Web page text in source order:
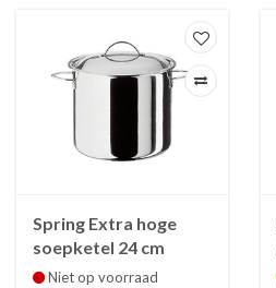
Spring Extra hoge
soepketel 24 cm
Cristal met deksel
Niet op voorraad